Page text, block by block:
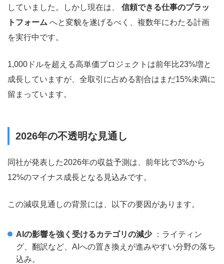
していました。しかし現在は、 信頼できる仕事のプラッ
トフォーム へと変貌を遂げるべく、複数年にわたる計画
を実行中です。
1,000ドルを超える高単価プロジェクトは前年比23%増と
成長していますが、全取引に占める割合はまだ15%未満に
留まっています。
2026年の不透明な見通し
同社が発表した2026年の収益予測は、前年比で3%から
12%のマイナス成長となる見込みです。
この減収見通しの背景には、以下の要因があります。
AIの影響を強く受けるカテゴリの減少：ライティン
グ、翻訳など、AIへの置き換えが進みやすい分野の落ち
込み。